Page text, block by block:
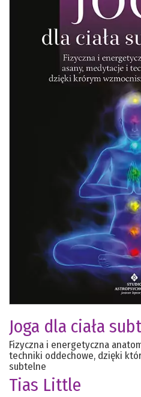
Joga dla ciała
Fizyczna i energetyczna
techniki oddechowe, dzięki
subtelne
Tias Little